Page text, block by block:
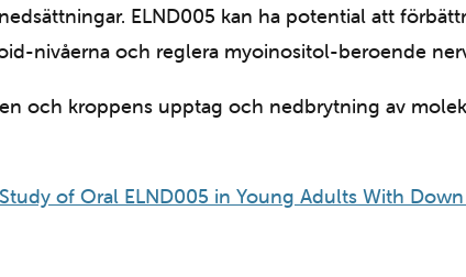
ELND005 kan ha potential att
nivåerna och reglera myoinositol-beroende
och kroppens upptag och nedbrytning av
of Oral ELND005 in Young Adults With